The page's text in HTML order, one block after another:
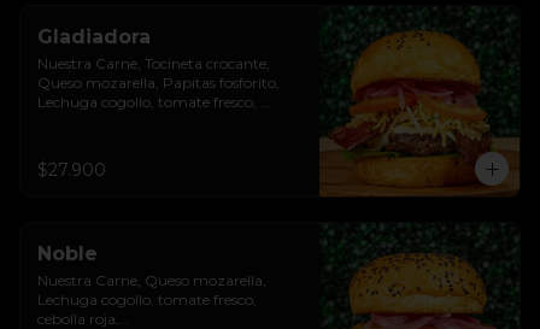
Gladiadora
Nuestra Carne, Tocineta crocante,
Queso mozarella, Papitas fosforito,
Lechuga cogollo, tomate fresco,
$27.900
Noble
Nuestra Carne, Queso mozarella,
Lechuga cogollo, tomate fresco,
cebolla roja,